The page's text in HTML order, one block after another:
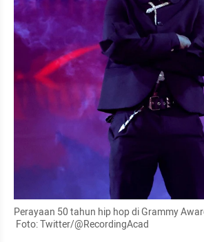
Perayaan 50 tahun hip hop di Grammy
Foto: Twitter/@RecordingAcad